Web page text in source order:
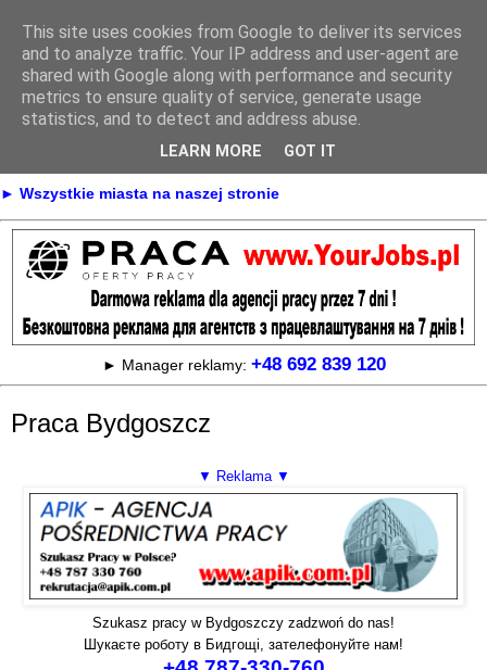
Praca
► KONTAKT ► REKLAMA
► Praca Oferty pracy na terenie całej Polski
► Wszystkie miasta na naszej stronie
► Manager reklamy: +48 692 839 120
Praca Bydgoszcz
▼ Reklama ▼
Szukasz pracy w Bydgoszczy zadzwoń do nas!
Шукаєте роботу в Бидгощі, зателефонуйте нам!
This site uses cookies from Google to deliver its services
and to analyze traffic. Your IP address and user-agent are
shared with Google along with performance and security
metrics to ensure quality of service, generate usage
statistics, and to detect and address abuse.
LEARN MORE GOT IT